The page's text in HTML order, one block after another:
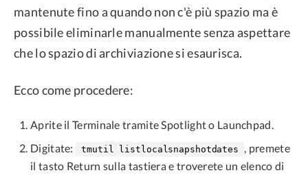
mantenute fino a quando non c'è più spazio ma è
possibile eliminarle manualmente senza aspettare
che lo spazio di archiviazione si esaurisca.
Ecco come procedere:
Aprite il Terminale tramite Spotlight o Launchpad.
Digitate:
tmutil listlocalsnapshotdates
, premete
il tasto Return sulla tastiera e troverete un elenco di